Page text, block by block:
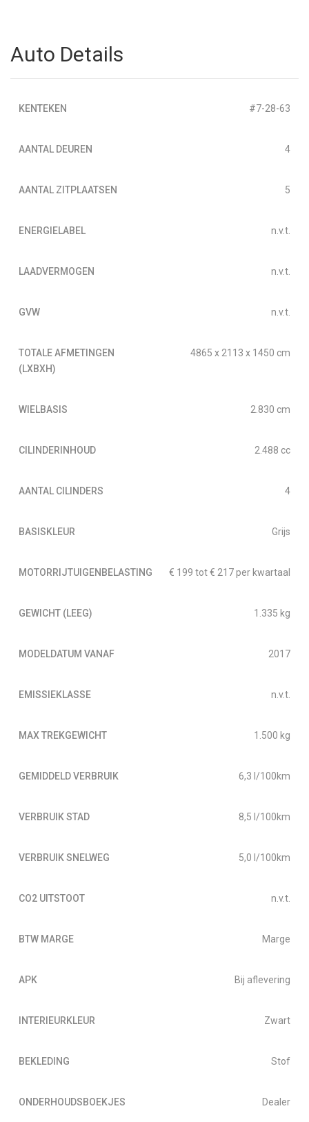
Auto Details
KENTEKEN #7-28-63
AANTAL DEUREN 4
AANTAL ZITPLAATSEN 5
ENERGIELABEL n.v.t.
LAADVERMOGEN n.v.t.
GVW n.v.t.
TOTALE AFMETINGEN
(LXBXH)
4865 x 2113 x 1450 cm
WIELBASIS 2.830 cm
CILINDERINHOUD 2.488 cc
AANTAL CILINDERS 4
BASISKLEUR Grijs
MOTORRIJTUIGENBELASTING € 199 tot € 217 per kwartaal
GEWICHT (LEEG) 1.335 kg
MODELDATUM VANAF 2017
EMISSIEKLASSE n.v.t.
MAX TREKGEWICHT 1.500 kg
GEMIDDELD VERBRUIK 6,3 l/100km
VERBRUIK STAD 8,5 l/100km
VERBRUIK SNELWEG 5,0 l/100km
CO2 UITSTOOT n.v.t.
BTW MARGE Marge
APK Bij aflevering
INTERIEURKLEUR Zwart
BEKLEDING Stof
ONDERHOUDSBOEKJES Dealer